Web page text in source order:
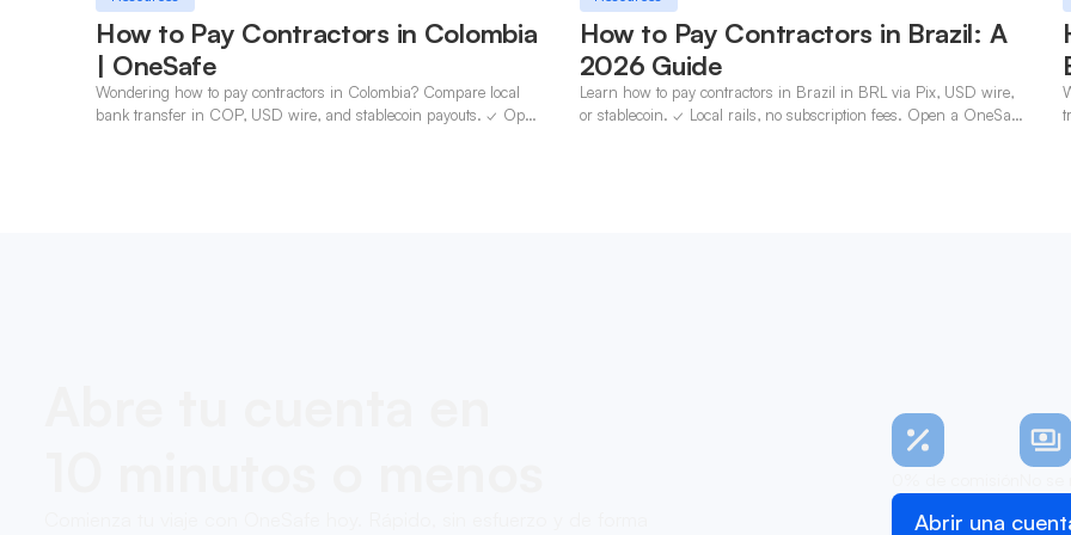
How to Pay Contractors in Colombia
| OneSafe
Wondering how to pay contractors in Colombia? Compare local
bank transfer in COP, USD wire, and stablecoin payouts. ✓ Open
How to Pay Contractors in Brazil: A
2026 Guide
Learn how to pay contractors in Brazil in BRL via Pix, USD wire,
or stablecoin. ✓ Local rails, no subscription fees. Open a OneSafe
Abrir una